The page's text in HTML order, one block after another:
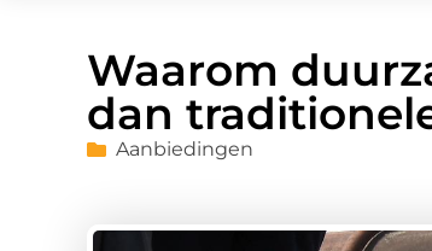
Waarom
dan
Aanbiedingen